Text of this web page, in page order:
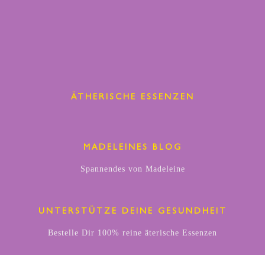
ÄTHERISCHE ESSENZEN
MADELEINES BLOG
Spannendes von Madeleine
UNTERSTÜTZE DEINE GESUNDHEIT
Bestelle Dir 100% reine äterische Essenzen